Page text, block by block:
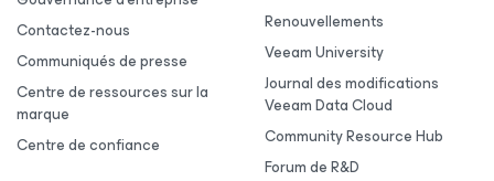
Contactez-nous
Communiqués de presse
Centre de ressources sur la
marque
Centre de confiance
Renouvellements
Veeam University
Journal des modifications
Veeam Data Cloud
Community Resource Hub
Forum de R&D